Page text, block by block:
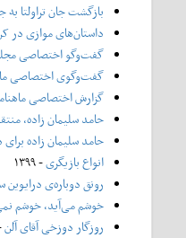
بازگشت جان تراولتا
داستان‌های موازی در کن
گفت‌وگو اختصاصی مجله
گفت‌وگوی اختصاصی
گزارش اختصاصی
حامد سلیمان زاده،
حامد سلیمان زاده
انواع بازیگری- ۱۳۹۹
رونق دوباره‌ی درایوین
خوشم می‌آید، خوشم
روزگار دوزخی آقای آلن-